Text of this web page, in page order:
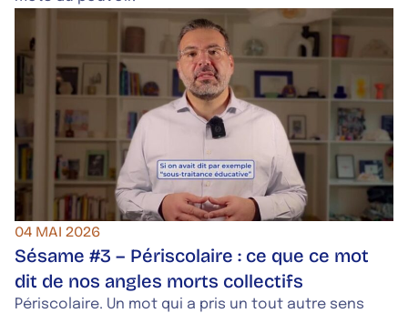
04 MAI 2026
Sésame #3 – Périscolaire : ce que ce mot
dit de nos angles morts collectifs
Périscolaire. Un mot qui a pris un tout autre sens